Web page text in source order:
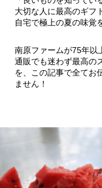
大切な人に最高のギフ
自宅で極上の夏の味覚
南原ファームが75年以
通販でも迷わず最高の
を、この記事で全てお
ません！